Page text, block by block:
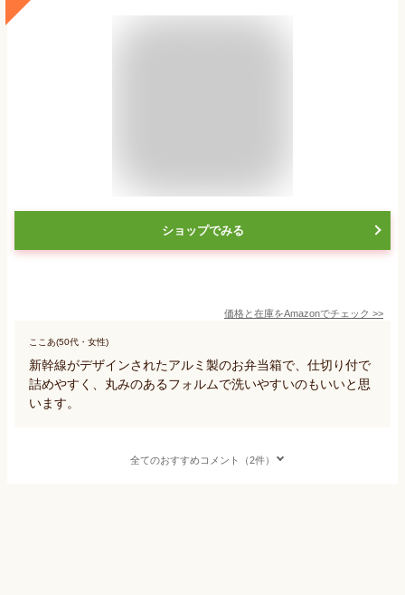
ショップでみる
価格と在庫をAmazonでチェック >>
ここあ(50代・女性)
新幹線がデザインされたアルミ製のお弁当箱で、仕切り付で
詰めやすく、丸みのあるフォルムで洗いやすいのもいいと思
います。
全てのおすすめコメント（2件）